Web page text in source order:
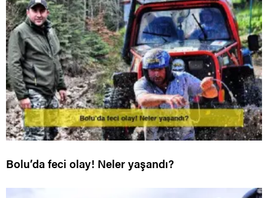
Bolu’da feci olay! Neler yaşandı?